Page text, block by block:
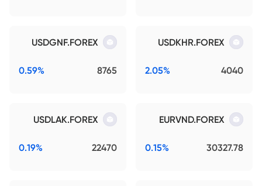
USDKHR.FOREX
4040
2.05%
USDGNF.FOREX
8765
0.59%
EURVND.FOREX
30327.78
0.15%
USDLAK.FOREX
22470
0.19%